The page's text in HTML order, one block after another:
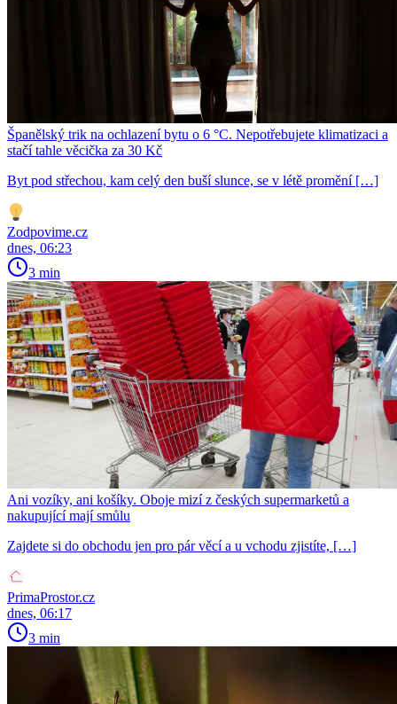
Španělský trik na ochlazení bytu o 6 °C. Nepotřebujete klimatizaci a
stačí tahle věcička za 30 Kč
Byt pod střechou, kam celý den buší slunce, se v létě promění […]
Zodpovime.cz
dnes, 06:23
3 min
Ani vozíky, ani košíky. Oboje mizí z českých supermarketů a
nakupující mají smůlu
Zajdete si do obchodu jen pro pár věcí a u vchodu zjistíte, […]
PrimaProstor.cz
dnes, 06:17
3 min